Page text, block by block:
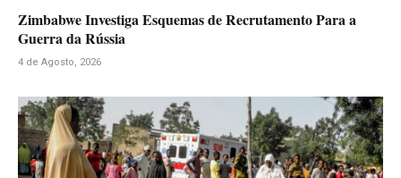
Zimbabwe Investiga Esquemas de Recrutamento Para a
Guerra da Rússia
4 de Agosto, 2026